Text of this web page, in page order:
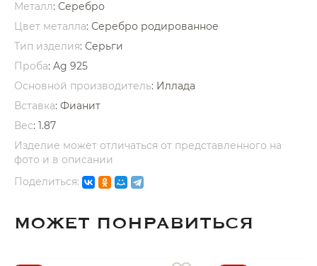
Металл: Серебро
Цвет металла: Серебро родированное
Тип изделия: Серьги
Проба: Ag 925
Основной производитель: Иллада
Вставка: Фианит
Вес: 1.87
Изделие может отличаться от представленного на
фото и в описании
Поделиться:
МОЖЕТ ПОНРАВИТЬСЯ
раз в 2 недели